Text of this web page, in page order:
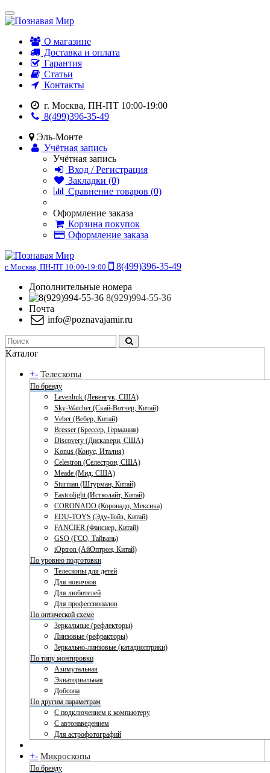
О магазине
Доставка и оплата
Гарантия
Статьи
Контакты
г. Москва, ПН-ПТ 10:00-19:00
8(499)396-35-49
Эль-Монте
Учётная запись
Учётная запись
Вход / Регистрация
Закладки (0)
Сравнение товаров (0)
Оформление заказа
Корзина покупок
Оформление заказа
г. Москва, ПН-ПТ 10:00-19:00
8(499)396-35-49
Дополнительные номера
8(929)994-55-36
Почта
info@poznavajamir.ru
Каталог
+- Телескопы
По бренду
Levenhuk (Левенгук, США)
Sky-Watcher (Скай-Вотчер, Китай)
Veber (Вебер, Китай)
Bresser (Брессер, Германия)
Discovery (Дискавери, США)
Konus (Конус, Италия)
Celestron (Селестрон, США)
Meade (Мид, США)
Sturman (Штурман, Китай)
Eastcolight (Истколайт, Китай)
CORONADO (Коронадо, Мексика)
EDU-TOYS (Эду-Тойз, Китай)
FANCIER (Фансиер, Китай)
GSO (ГСО, Тайвань)
iOptron (АйОптрон, Китай)
По уровню подготовки
Телескопы для детей
Для новичков
Для любителей
Для профессионалов
По оптической схеме
Зеркальные (рефлекторы)
Линзовые (рефракторы)
Зеркально-линзовые (катадиоптрики)
По типу монтировки
Азимутальная
Экваториальная
Добсона
По другим параметрам
С подключением к компьютеру
С автонаведением
Для астрофотографий
+- Микроскопы
По бренду